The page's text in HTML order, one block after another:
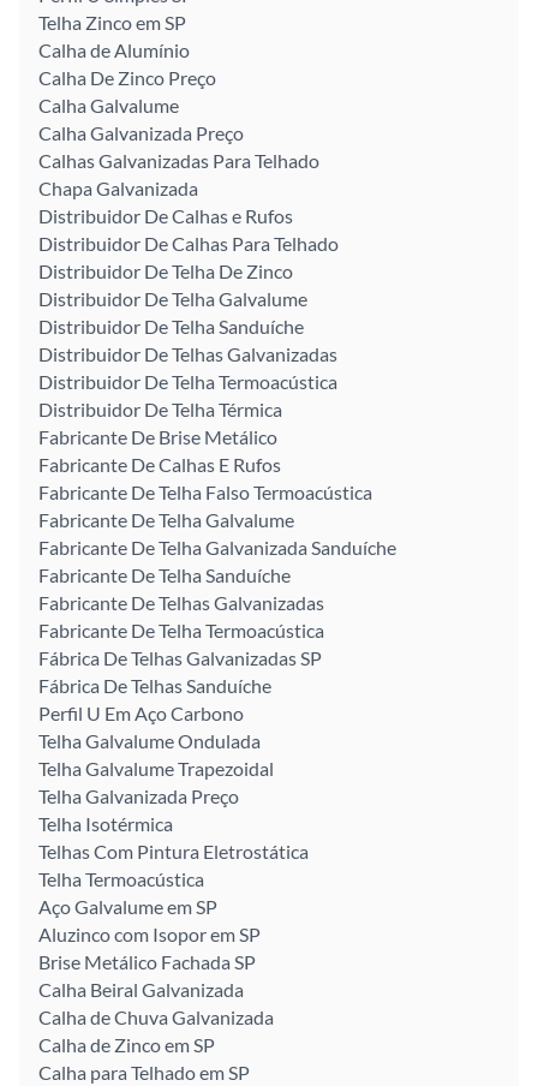
Telha Zinco em SP
Calha de Alumínio
Calha De Zinco Preço
Calha Galvalume
Calha Galvanizada Preço
Calhas Galvanizadas Para Telhado
Chapa Galvanizada
Distribuidor De Calhas e Rufos
Distribuidor De Calhas Para Telhado
Distribuidor De Telha De Zinco
Distribuidor De Telha Galvalume
Distribuidor De Telha Sanduíche
Distribuidor De Telhas Galvanizadas
Distribuidor De Telha Termoacústica
Distribuidor De Telha Térmica
Fabricante De Brise Metálico
Fabricante De Calhas E Rufos
Fabricante De Telha Falso Termoacústica
Fabricante De Telha Galvalume
Fabricante De Telha Galvanizada Sanduíche
Fabricante De Telha Sanduíche
Fabricante De Telhas Galvanizadas
Fabricante De Telha Termoacústica
Fábrica De Telhas Galvanizadas SP
Fábrica De Telhas Sanduíche
Perfil U Em Aço Carbono
Telha Galvalume Ondulada
Telha Galvalume Trapezoidal
Telha Galvanizada Preço
Telha Isotérmica
Telhas Com Pintura Eletrostática
Telha Termoacústica
Aço Galvalume em SP
Aluzinco com Isopor em SP
Brise Metálico Fachada SP
Calha Beiral Galvanizada
Calha de Chuva Galvanizada
Calha de Zinco em SP
Calha para Telhado em SP